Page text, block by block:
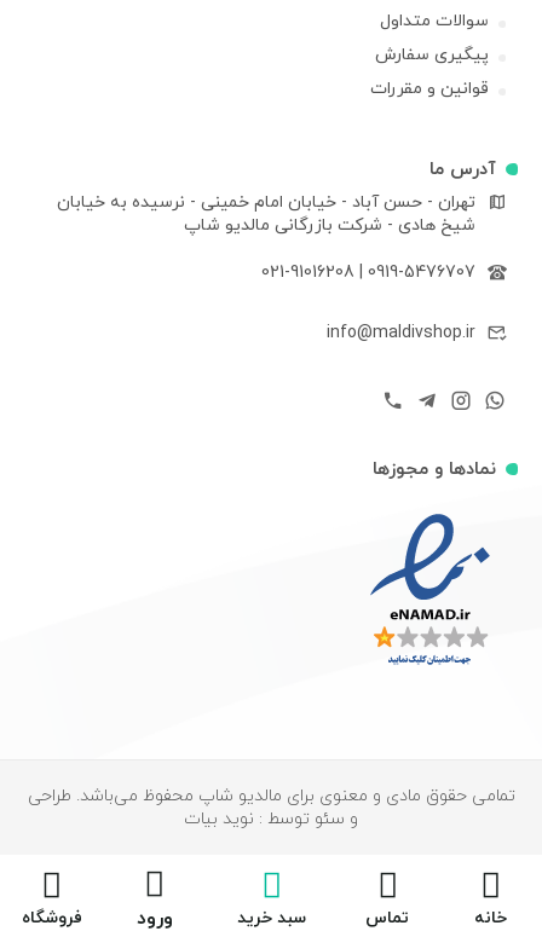
سوالات متداول
پیگیری سفارش
قوانین و مقررات
آدرس ما
تهران - حسن آباد - خیابان امام خمینی - نرسیده به خیابان
شیخ هادی - شرکت بازرگانی مالدیو شاپ
0919-5476707
021-91016208
info@maldivshop.ir
نمادها و مجوزها
تمامی حقوق مادی و معنوی برای مالدیو شاپ محفوظ می‌باشد. طراحی
و سئو توسط : نوید بیات
خانه تماس سبد خرید ورود فروشگاه